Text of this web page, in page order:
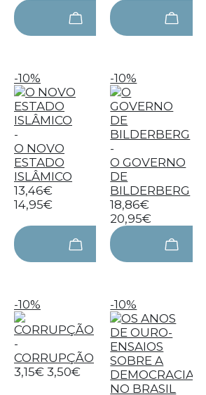
-10%
-
O NOVO
ESTADO
ISLÂMICO
13,46€
14,95€
-10%
-
O GOVERNO
DE
BILDERBERG
18,86€
20,95€
-10%
-
CORRUPÇÃO
3,15€ 3,50€
-10%